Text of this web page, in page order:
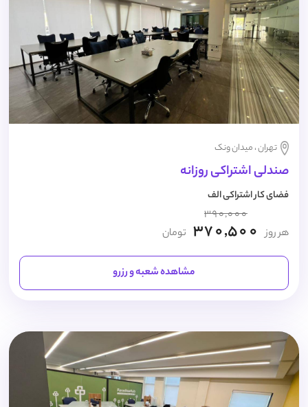
تهران ، میدان ونک
صندلی اشتراکی روزانه
فضای کار اشتراکی الف
هر روز
390,000
370,500 تومان
مشاهده شعبه و رزرو